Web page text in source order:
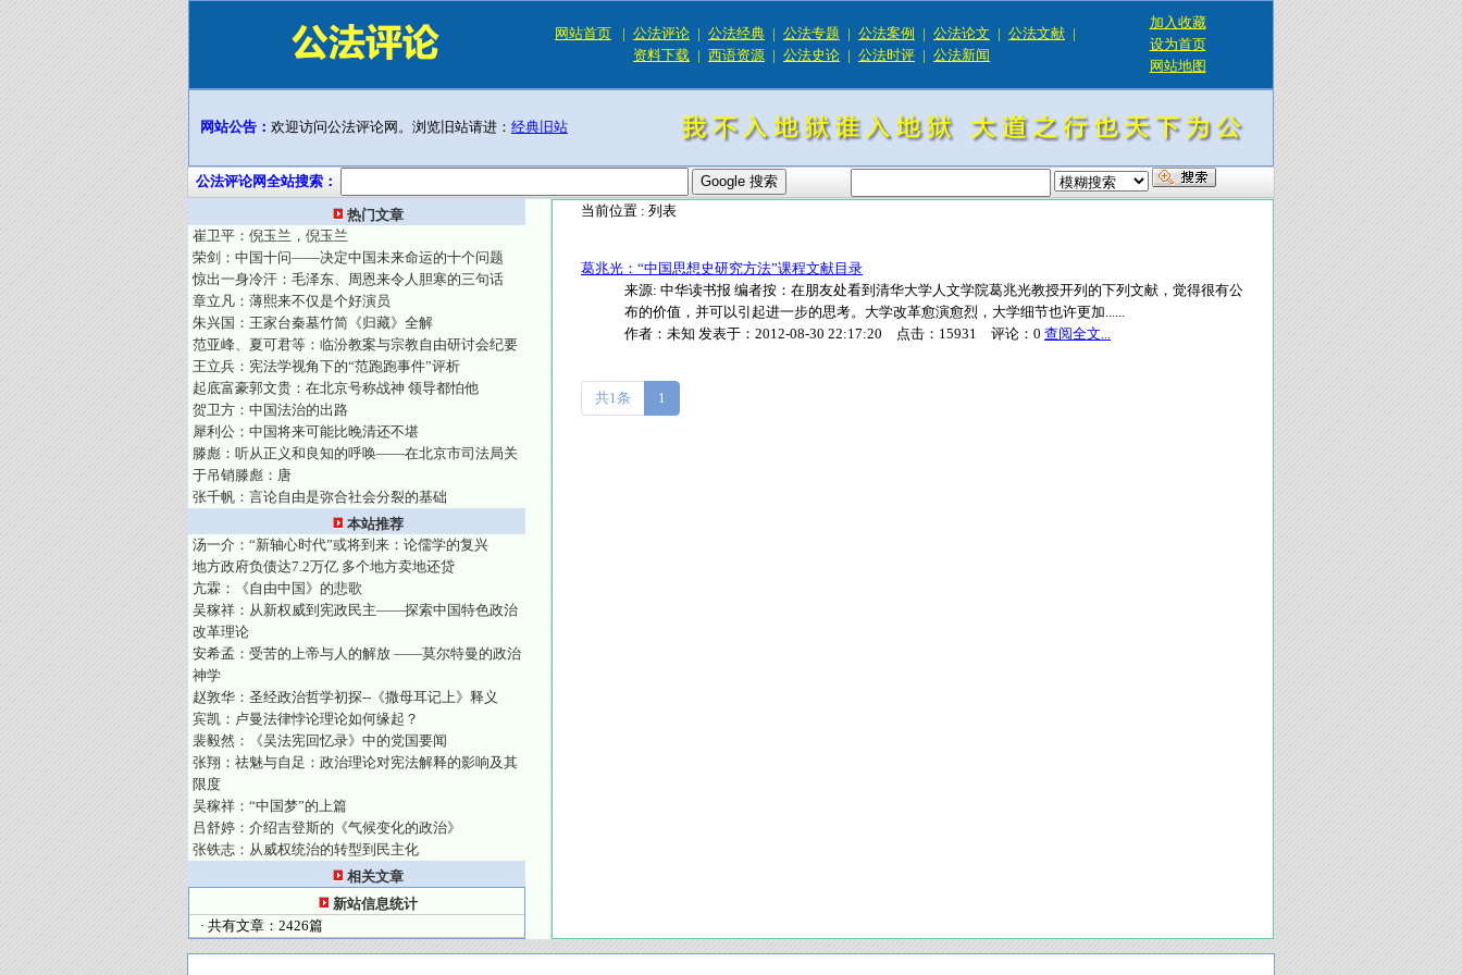
网站首页 | 公法评论 | 公法经典 | 公法专题 | 公法案例 | 公法论文 | 公法文献 |
资料下载 | 西语资源 | 公法史论 | 公法时评 | 公法新闻
加入收藏
设为首页
网站地图
网站公告： 欢迎访问公法评论网。浏览旧站请进： 经典旧站
公法评论网全站搜索：
热门文章
崔卫平：倪玉兰，倪玉兰
荣剑：中国十问——决定中国未来命运的十个问题
惊出一身冷汗：毛泽东、周恩来令人胆寒的三句话
章立凡：薄熙来不仅是个好演员
朱兴国：王家台秦墓竹简《归藏》全解
范亚峰、夏可君等：临汾教案与宗教自由研讨会纪要
王立兵：宪法学视角下的“范跑跑事件”评析
起底富豪郭文贵：在北京号称战神 领导都怕他
贺卫方：中国法治的出路
犀利公：中国将来可能比晚清还不堪
滕彪：听从正义和良知的呼唤——在北京市司法局关
于吊销滕彪：唐
张千帆：言论自由是弥合社会分裂的基础
本站推荐
汤一介：“新轴心时代”或将到来：论儒学的复兴
地方政府负债达7.2万亿 多个地方卖地还贷
亢霖：《自由中国》的悲歌
吴稼祥：从新权威到宪政民主——探索中国特色政治
改革理论
安希孟：受苦的上帝与人的解放 ——莫尔特曼的政治
神学
赵敦华：圣经政治哲学初探--《撒母耳记上》释义
宾凯：卢曼法律悖论理论如何缘起？
裴毅然：《吴法宪回忆录》中的党国要闻
张翔：祛魅与自足：政治理论对宪法解释的影响及其
限度
吴稼祥：“中国梦”的上篇
吕舒婷：介绍吉登斯的《气候变化的政治》
张铁志：从威权统治的转型到民主化
相关文章
新站信息统计
· 共有文章：2426篇
当前位置 : 列表
葛兆光：“中国思想史研究方法”课程文献目录
来源: 中华读书报 编者按：在朋友处看到清华大学人文学院葛兆光教授开列的下列文献，觉得很有公
布的价值，并可以引起进一步的思考。大学改革愈演愈烈，大学细节也许更加......
作者： 未知 发表于： 2012-08-30 22:17:20 点击： 15931 评论： 0 查阅全文...
共1条 1